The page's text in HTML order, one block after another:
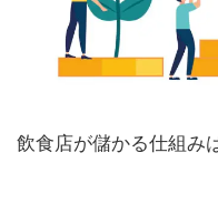
飲食店が儲かる仕組み